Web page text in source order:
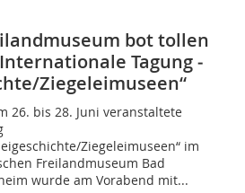
bot tollen
Tagung
Ziegeleimuseen“
26. bis 28. Juni veranstaltete
Ziegeleimuseen“ im
Freilandmuseum Bad
wurde am Vorabend mit...